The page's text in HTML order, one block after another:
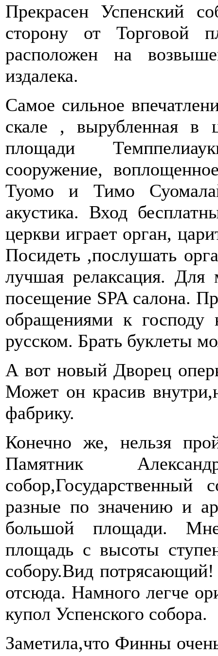
Прекрасен Успенский
сторону от Торговой
расположен на
издалека.
Самое сильное
скале , вырубленная в
площади
сооружение,
Туомо и Тимо
акустика. Вход
церкви играет орган,
Посидеть ,послушать
лучшая релаксация. Для
посещение SPA салона.
обращениями к
русском. Брать буклеты
А вот новый Дворец
Может он красив
фабрику.
Конечно же, нельзя
Памятник
собор,Государственный
разные по значению и
большой площади. Мне
площадь с высоты
собору.Вид
отсюда. Намного легче
купол Успенского собора.
Заметила,что Финны